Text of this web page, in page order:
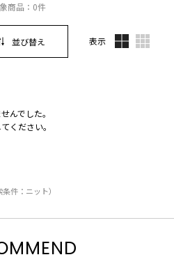
商品： 0件
並び替え 表示
んでした。
ください。
条件：ニット）